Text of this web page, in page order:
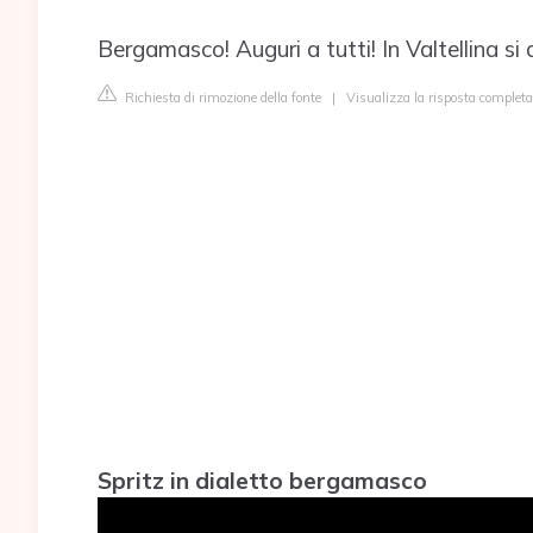
Bergamasco! Auguri a tutti! In Valtellina si
Richiesta di rimozione della fonte | Visualizza la risposta
Spritz in dialetto bergamasco